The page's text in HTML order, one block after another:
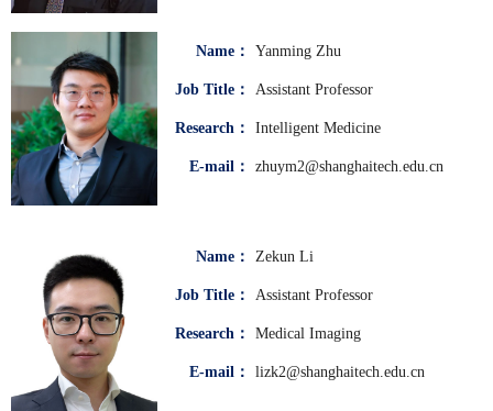
Name： Yanming Zhu
Job Title： Assistant Professor
Research： Intelligent Medicine
E-mail： zhuym2@shanghaitech.edu.cn
Name： Zekun Li
Job Title： Assistant Professor
Research： Medical Imaging
E-mail： lizk2@shanghaitech.edu.cn